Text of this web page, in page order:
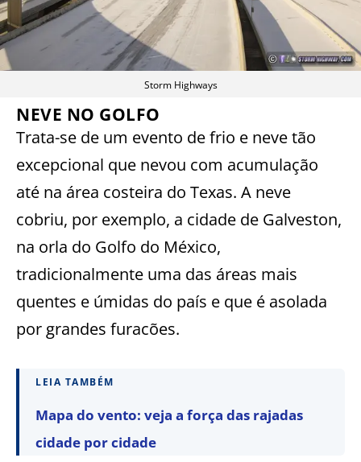
Storm Highways
NEVE NO GOLFO
Trata-se de um evento de frio e neve tão
excepcional que nevou com acumulação
até na área costeira do Texas. A neve
cobriu, por exemplo, a cidade de Galveston,
na orla do Golfo do México,
tradicionalmente uma das áreas mais
quentes e úmidas do país e que é asolada
por grandes furacões.
LEIA TAMBÉM
Mapa do vento: veja a força das rajadas
cidade por cidade